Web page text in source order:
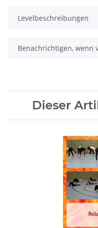
Levelbeschreibungen
Benachrichtigen, wenn
Dieser